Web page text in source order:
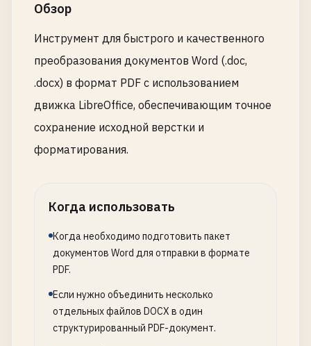
Обзор
Инструмент для быстрого и качественного
преобразования документов Word (.doc,
.docx) в формат PDF с использованием
движка LibreOffice, обеспечивающим точное
сохранение исходной верстки и
форматирования.
Когда использовать
Когда необходимо подготовить пакет
документов Word для отправки в формате
PDF.
Если нужно объединить несколько
отдельных файлов DOCX в один
структурированный PDF-документ.